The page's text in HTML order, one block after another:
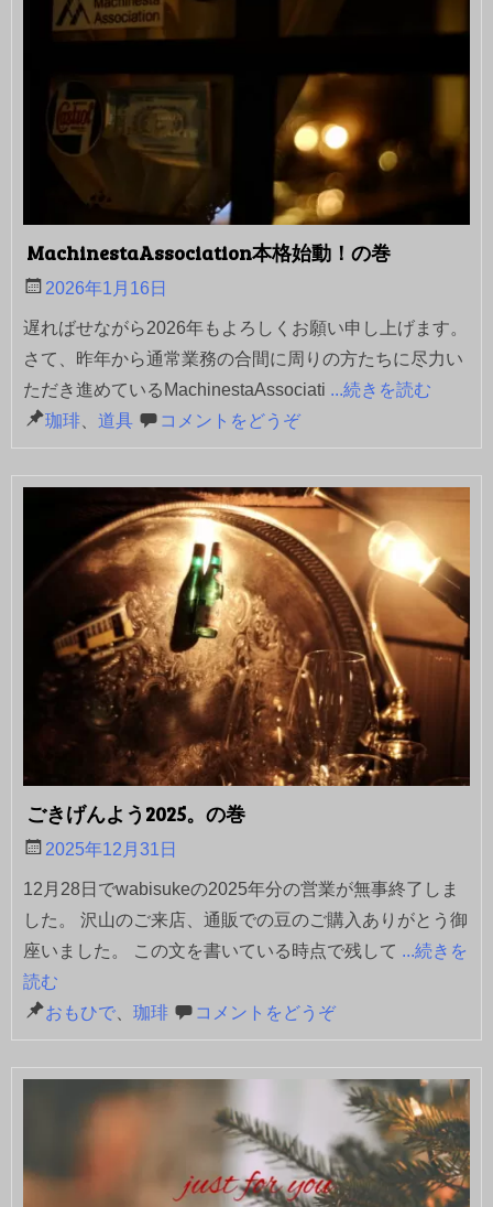
MachinestaAssociation本格始動！の巻
2026年1月16日
遅ればせながら2026年もよろしくお願い申し上げます。
さて、昨年から通常業務の合間に周りの方たちに尽力い
ただき進めているMachinestaAssociati ...続きを読む
珈琲
道具 コメントをどうぞ
ごきげんよう2025。の巻
2025年12月31日
12月28日でwabisukeの2025年分の営業が無事終了しま
した。 沢山のご来店、通販での豆のご購入ありがとう御
座いました。 この文を書いている時点で残して ...続きを
読む
おもひで
珈琲 コメントをどうぞ